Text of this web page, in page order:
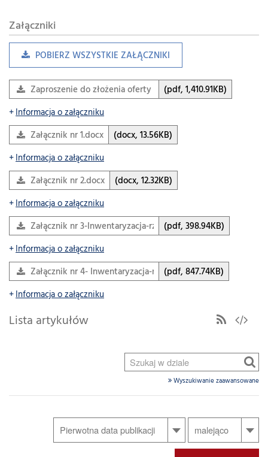
Załączniki
POBIERZ WSZYSTKIE ZAŁĄCZNIKI
Zaproszenie do złożenia oferty cenowej.pdf
(pdf, 1,410.91KB)
Informacja o załączniku
Załącznik nr 1.docx
(docx, 13.56KB)
Informacja o załączniku
Załącznik nr 2.docx
(docx, 12.32KB)
Informacja o załączniku
Załącznik nr 3-Inwentaryzacja-rzut piwnic.pdf
(pdf, 398.94KB)
Informacja o załączniku
Załącznik nr 4- Inwentaryzacja-rzut parteru.pdf
(pdf, 847.74KB)
Informacja o załączniku
Lista artykułów
Szukaj
w
dziale
Wyszukiwanie zaawansowane